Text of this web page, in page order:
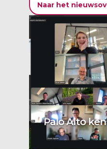
Naar het
Palo Alto